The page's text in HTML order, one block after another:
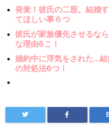
発覚！彼氏の二股。結婚
てほしい事６つ
彼氏が家族優先させるな
な理由6こ！
婚約中に浮気をされた…
の対処法6つ！